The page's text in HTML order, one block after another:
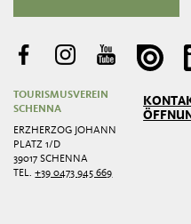
TOURISMUSVEREIN
SCHENNA
ERZHERZOG JOHANN
PLATZ 1/D
39017 SCHENNA
TEL.+39 0473 945 669